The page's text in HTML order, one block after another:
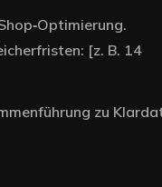
[z. B. 14
zu